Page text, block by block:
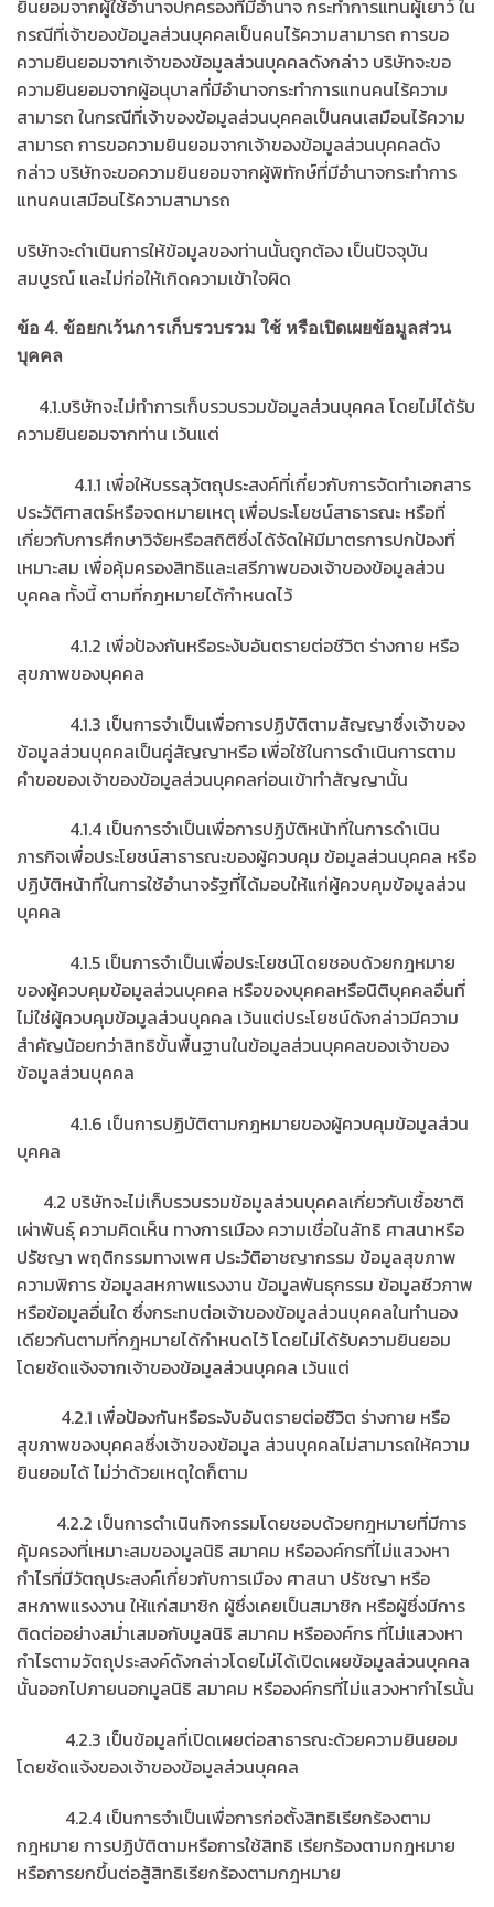
ยินยอมจากผู้ใช้อำนาจปกครองที่มีอำนาจ กระทำการแทนผู้เยาว์ ใน
กรณีที่เจ้าของข้อมูลส่วนบุคคลเป็นคนไร้ความสามารถ การขอ
ความยินยอมจากเจ้าของข้อมูลส่วนบุคคลดังกล่าว บริษัทจะขอ
ความยินยอมจากผู้อนุบาลที่มีอำนาจกระทำการแทนคนไร้ความ
สามารถ ในกรณีที่เจ้าของข้อมูลส่วนบุคคลเป็นคนเสมือนไร้ความ
สามารถ การขอความยินยอมจากเจ้าของข้อมูลส่วนบุคคลดัง
กล่าว บริษัทจะขอความยินยอมจากผู้พิทักษ์ที่มีอำนาจกระทำการ
แทนคนเสมือนไร้ความสามารถ
บริษัทจะดำเนินการให้ข้อมูลของท่านนั้นถูกต้อง เป็นปัจจุบัน
สมบูรณ์ และไม่ก่อให้เกิดความเข้าใจผิด
ข้อ 4. ข้อยกเว้นการเก็บรวบรวม ใช้ หรือเปิดเผยข้อมูลส่วน
บุคคล
4.1.บริษัทจะไม่ทำการเก็บรวบรวมข้อมูลส่วนบุคคล โดยไม่ได้รับ
ความยินยอมจากท่าน เว้นแต่
4.1.1 เพื่อให้บรรลุวัตถุประสงค์ที่เกี่ยวกับการจัดทำเอกสาร
ประวัติศาสตร์หรือจดหมายเหตุ เพื่อประโยชน์สาธารณะ หรือที่
เกี่ยวกับการศึกษาวิจัยหรือสถิติซึ่งได้จัดให้มีมาตรการปกป้องที่
เหมาะสม เพื่อคุ้มครองสิทธิและเสรีภาพของเจ้าของข้อมูลส่วน
บุคคล ทั้งนี้ ตามที่กฎหมายได้กำหนดไว้
4.1.2 เพื่อป้องกันหรือระงับอันตรายต่อชีวิต ร่างกาย หรือ
สุขภาพของบุคคล
4.1.3 เป็นการจำเป็นเพื่อการปฏิบัติตามสัญญาซึ่งเจ้าของ
ข้อมูลส่วนบุคคลเป็นคู่สัญญาหรือ เพื่อใช้ในการดำเนินการตาม
คำขอของเจ้าของข้อมูลส่วนบุคคลก่อนเข้าทำสัญญานั้น
4.1.4 เป็นการจำเป็นเพื่อการปฏิบัติหน้าที่ในการดำเนิน
ภารกิจเพื่อประโยชน์สาธารณะของผู้ควบคุม ข้อมูลส่วนบุคคล หรือ
ปฏิบัติหน้าที่ในการใช้อำนาจรัฐที่ได้มอบให้แก่ผู้ควบคุมข้อมูลส่วน
บุคคล
4.1.5 เป็นการจำเป็นเพื่อประโยชน์โดยชอบด้วยกฎหมาย
ของผู้ควบคุมข้อมูลส่วนบุคคล หรือของบุคคลหรือนิติบุคคลอื่นที่
ไม่ใช่ผู้ควบคุมข้อมูลส่วนบุคคล เว้นแต่ประโยชน์ดังกล่าวมีความ
สำคัญน้อยกว่าสิทธิขั้นพื้นฐานในข้อมูลส่วนบุคคลของเจ้าของ
ข้อมูลส่วนบุคคล
4.1.6 เป็นการปฏิบัติตามกฎหมายของผู้ควบคุมข้อมูลส่วน
บุคคล
4.2 บริษัทจะไม่เก็บรวบรวมข้อมูลส่วนบุคคลเกี่ยวกับเชื้อชาติ
เผ่าพันธุ์ ความคิดเห็น ทางการเมือง ความเชื่อในลัทธิ ศาสนาหรือ
ปรัชญา พฤติกรรมทางเพศ ประวัติอาชญากรรม ข้อมูลสุขภาพ
ความพิการ ข้อมูลสหภาพแรงงาน ข้อมูลพันธุกรรม ข้อมูลชีวภาพ
หรือข้อมูลอื่นใด ซึ่งกระทบต่อเจ้าของข้อมูลส่วนบุคคลในทำนอง
เดียวกันตามที่กฎหมายได้กำหนดไว้ โดยไม่ได้รับความยินยอม
โดยชัดแจ้งจากเจ้าของข้อมูลส่วนบุคคล เว้นแต่
4.2.1 เพื่อป้องกันหรือระงับอันตรายต่อชีวิต ร่างกาย หรือ
สุขภาพของบุคคลซึ่งเจ้าของข้อมูล ส่วนบุคคลไม่สามารถให้ความ
ยินยอมได้ ไม่ว่าด้วยเหตุใดก็ตาม
4.2.2 เป็นการดำเนินกิจกรรมโดยชอบด้วยกฎหมายที่มีการ
คุ้มครองที่เหมาะสมของมูลนิธิ สมาคม หรือองค์กรที่ไม่แสวงหา
กำไรที่มีวัตถุประสงค์เกี่ยวกับการเมือง ศาสนา ปรัชญา หรือ
สหภาพแรงงาน ให้แก่สมาชิก ผู้ซึ่งเคยเป็นสมาชิก หรือผู้ซึ่งมีการ
ติดต่ออย่างสม่ำเสมอกับมูลนิธิ สมาคม หรือองค์กร ที่ไม่แสวงหา
กำไรตามวัตถุประสงค์ดังกล่าวโดยไม่ได้เปิดเผยข้อมูลส่วนบุคคล
นั้นออกไปภายนอกมูลนิธิ สมาคม หรือองค์กรที่ไม่แสวงหากำไรนั้น
4.2.3 เป็นข้อมูลที่เปิดเผยต่อสาธารณะด้วยความยินยอม
โดยชัดแจ้งของเจ้าของข้อมูลส่วนบุคคล
4.2.4 เป็นการจำเป็นเพื่อการก่อตั้งสิทธิเรียกร้องตาม
กฎหมาย การปฏิบัติตามหรือการใช้สิทธิ เรียกร้องตามกฎหมาย
หรือการยกขึ้นต่อสู้สิทธิเรียกร้องตามกฎหมาย